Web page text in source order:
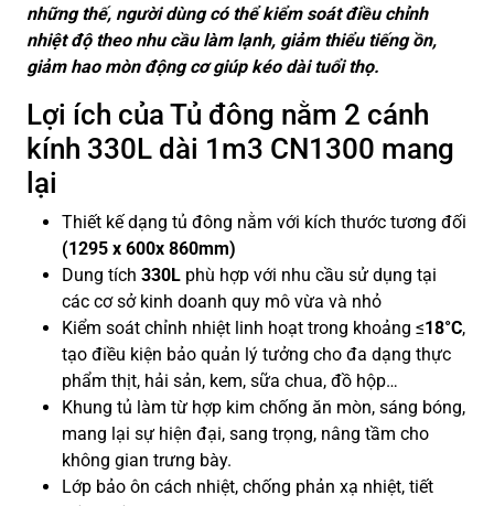
những thế, người dùng có thể kiểm soát điều chỉnh
nhiệt độ theo nhu cầu làm lạnh, giảm thiểu tiếng ồn,
giảm hao mòn động cơ giúp kéo dài tuổi thọ.
Lợi ích của Tủ đông nằm 2 cánh
kính 330L dài 1m3 CN1300 mang
lại
Thiết kế dạng tủ đông nằm với kích thước tương đối
(1295 x 600x 860mm)
Dung tích 330L phù hợp với nhu cầu sử dụng tại
các cơ sở kinh doanh quy mô vừa và nhỏ
Kiểm soát chỉnh nhiệt linh hoạt trong khoảng ≤18°C,
tạo điều kiện bảo quản lý tưởng cho đa dạng thực
phẩm thịt, hải sản, kem, sữa chua, đồ hộp…
Khung tủ làm từ hợp kim chống ăn mòn, sáng bóng,
mang lại sự hiện đại, sang trọng, nâng tầm cho
không gian trưng bày.
Lớp bảo ôn cách nhiệt, chống phản xạ nhiệt, tiết